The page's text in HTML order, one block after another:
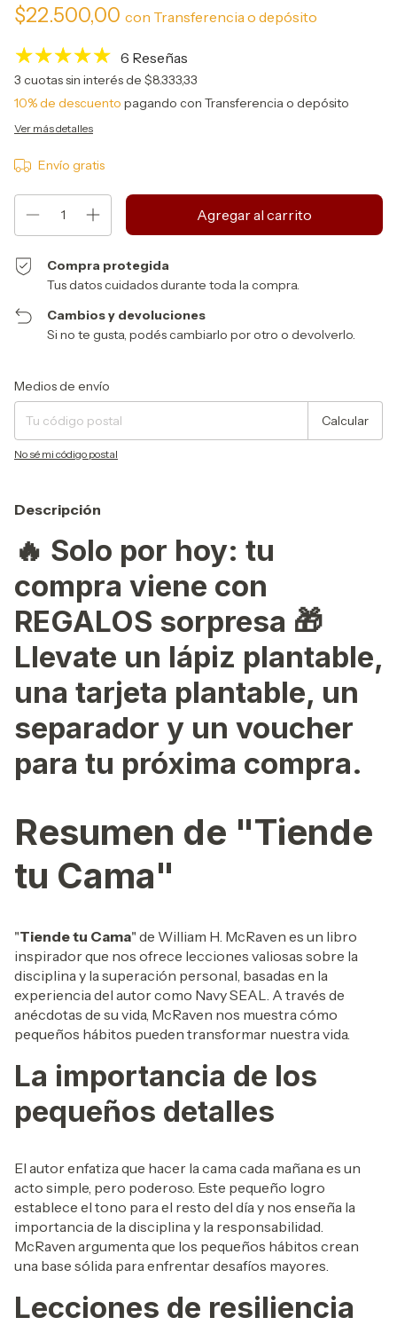
$22.500,00 con Transferencia o depósito
6 Reseñas
3 cuotas sin interés de $8.333,33
10% de descuento pagando con Transferencia o depósito
Ver más detalles
Envío gratis
Compra protegida
Tus datos cuidados durante toda la compra.
Cambios y devoluciones
Si no te gusta, podés cambiarlo por otro o devolverlo.
Entregas para el CP:
Medios de envío
Calcular
No sé mi código postal
Descripción
🔥 Solo por hoy: tu
compra viene con
REGALOS sorpresa 🎁
Llevate un lápiz plantable,
una tarjeta plantable, un
separador y un voucher
para tu próxima compra.
Resumen de "Tiende
tu Cama"
"Tiende tu Cama" de William H. McRaven es un libro
inspirador que nos ofrece lecciones valiosas sobre la
disciplina y la superación personal, basadas en la
experiencia del autor como Navy SEAL. A través de
anécdotas de su vida, McRaven nos muestra cómo
pequeños hábitos pueden transformar nuestra vida.
La importancia de los
pequeños detalles
El autor enfatiza que hacer la cama cada mañana es un
acto simple, pero poderoso. Este pequeño logro
establece el tono para el resto del día y nos enseña la
importancia de la disciplina y la responsabilidad.
McRaven argumenta que los pequeños hábitos crean
una base sólida para enfrentar desafíos mayores.
Lecciones de resiliencia